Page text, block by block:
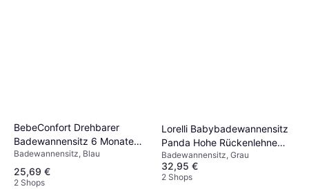
BebeConfort Drehbarer
Badewannensitz 6 Monate
bis 12 Monate
Badewannensitz, Blau
25,69 €
2 Shops
Lorelli Babybadewannensitz
Panda Hohe Rückenlehne
Grau
Badewannensitz, Grau
32,95 €
2 Shops